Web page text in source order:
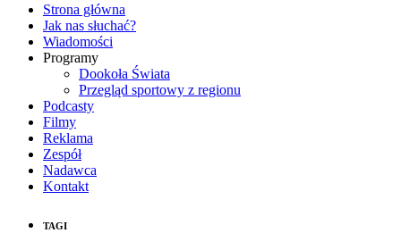
Strona główna
Jak nas słuchać?
Wiadomości
Programy
Dookoła Świata
Przegląd sportowy z regionu
Podcasty
Filmy
Reklama
Zespół
Nadawca
Kontakt
TAGI